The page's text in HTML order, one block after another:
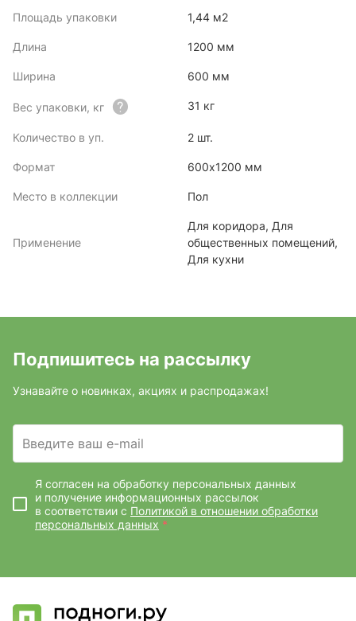
Площадь упаковки 1,44 м2
Длина 1200 мм
Ширина 600 мм
Вес упаковки, кг 31 кг
Количество в уп. 2 шт.
Формат 600х1200 мм
Место в коллекции Пол
Применение
Для коридора, Для
общественных помещений,
Для кухни
Подпишитесь на рассылку
Узнавайте о новинках, акциях и распродажах!
Введите ваш e-mail
Я согласен на обработку персональных данных
и получение информационных рассылок
в соответствии с Политикой в отношении обработки
персональных данных *